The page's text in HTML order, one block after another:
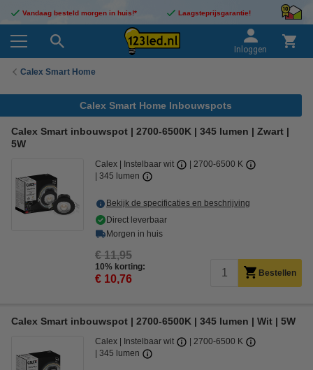
Vandaag besteld morgen in huis!* Laagsteprijsgarantie!
Inloggen
Calex Smart Home
Calex Smart Home Inbouwspots
Calex Smart inbouwspot | 2700-6500K | 345 lumen | Zwart |
5W
Calex Instelbaar wit
2700-6500 K
345 lumen
Bekijk de specificaties en beschrijving
Direct leverbaar
Morgen in huis
€ 11,95
10% korting:
€ 10,76 Bestellen
Calex Smart inbouwspot | 2700-6500K | 345 lumen | Wit | 5W
Calex Instelbaar wit
2700-6500 K
345 lumen